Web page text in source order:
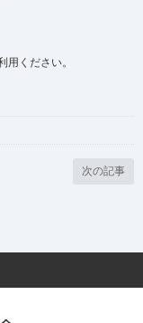
ください。
次の記事